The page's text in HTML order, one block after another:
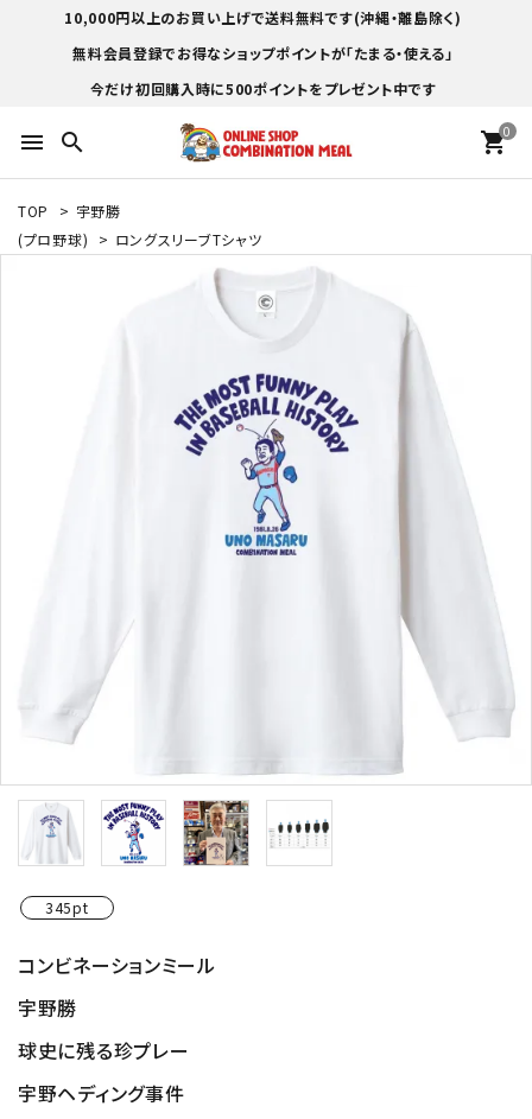
10,000円以上のお買い上げで送料無料です(沖縄・離島除く)
無料会員登録でお得なショップポイントが「たまる・使える」
今だけ初回購入時に500ポイントをプレゼント中です
menu search 0
shopping_cart
TOP > 宇野勝
(プロ野球)
> ロングスリーブTシャツ
345pt
コンビネーションミール
宇野勝
球史に残る珍プレー
宇野ヘディング事件